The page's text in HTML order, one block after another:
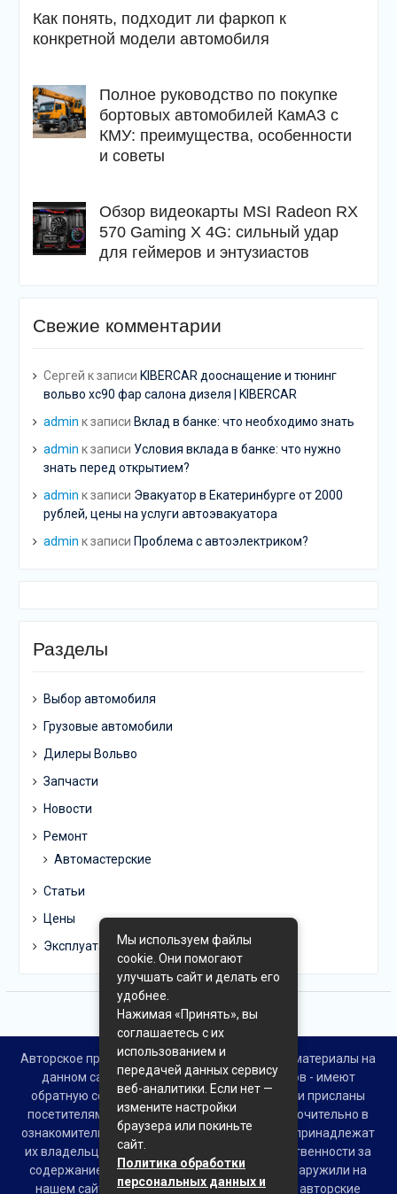
Как понять, подходит ли фаркоп к
конкретной модели автомобиля
Полное руководство по покупке
бортовых автомобилей КамАЗ с
КМУ: преимущества, особенности
и советы
Обзор видеокарты MSI Radeon RX
570 Gaming X 4G: сильный удар
для геймеров и энтузиастов
Свежие комментарии
Сергей к записи KIBERCAR дооснащение и тюнинг
вольво хс90 фар салона дизеля | KIBERCAR
admin к записи Вклад в банке: что необходимо знать
admin к записи Условия вклада в банке: что нужно
знать перед открытием?
admin к записи Эвакуатор в Екатеринбурге от 2000
рублей, цены на услуги автоэвакуатора
admin к записи Проблема с автоэлектриком?
Разделы
Выбор автомобиля
Грузовые автомобили
Дилеры Вольво
Запчасти
Новости
Ремонт
Автомастерские
Статьи
Цены
Эксплуатация
Авторское право © Все права защищены. Все материалы на
данном сайте взяты из открытых источников - имеют
обратную ссылку на материал в интернете или присланы
посетителями сайта и предоставляются исключительно в
ознакомительных целях. Права на материалы принадлежат
их владельцам. Администрация сайта ответственности за
содержание материала не несет. Если Вы обнаружили на
нашем сайте материалы, которые нарушают авторские
Мы используем файлы
cookie. Они помогают
улучшать сайт и делать его
удобнее.
Нажимая «Принять», вы
соглашаетесь с их
использованием и
передачей данных сервису
веб-аналитики. Если нет —
измените настройки
браузера или покиньте
сайт.
Политика обработки
персональных данных и